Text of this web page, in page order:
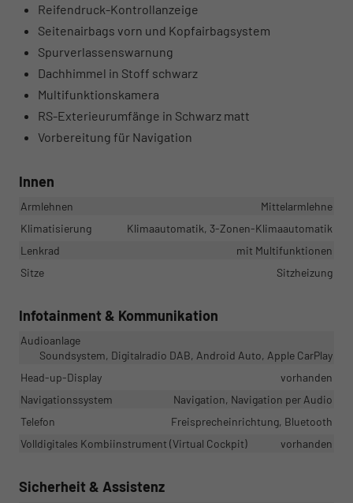
Reifendruck-Kontrollanzeige
Seitenairbags vorn und Kopfairbagsystem
Spurverlassenswarnung
Dachhimmel in Stoff schwarz
Multifunktionskamera
RS-Exterieurumfänge in Schwarz matt
Vorbereitung für Navigation
Innen
Armlehnen
Mittelarmlehne
Klimatisierung
Klimaautomatik, 3-Zonen-Klimaautomatik
Lenkrad
mit Multifunktionen
Sitze
Sitzheizung
Infotainment & Kommunikation
Audioanlage
Soundsystem, Digitalradio DAB, Android Auto, Apple CarPlay
Head-up-Display
vorhanden
Navigationssystem
Navigation, Navigation per Audio
Telefon
Freisprecheinrichtung, Bluetooth
Volldigitales Kombiinstrument (Virtual Cockpit)
vorhanden
Sicherheit & Assistenz